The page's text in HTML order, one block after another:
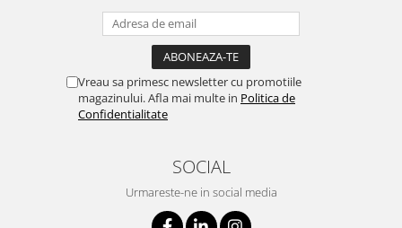
Vreau sa primesc newsletter cu promotiile
magazinului. Afla mai multe in Politica de
Confidentialitate
SOCIAL
Urmareste-ne in social media